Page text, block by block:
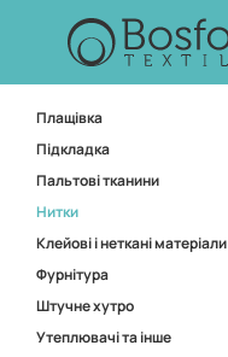
Плащівка
Підкладка
Пальтові тканини
Нитки
Клейові і неткані матеріали
Фурнітура
Штучне хутро
Утеплювачі та інше